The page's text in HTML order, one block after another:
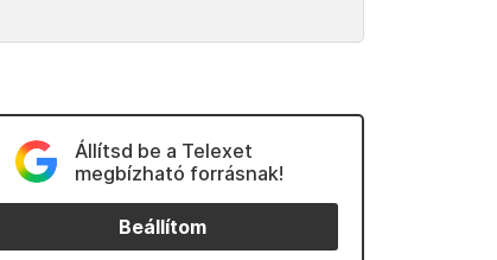
Állítsd be a Telexet
megbízható forrásnak!
Beállítom